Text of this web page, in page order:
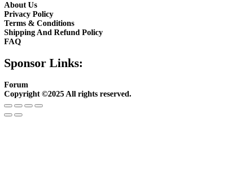
About Us
Privacy Policy
Terms & Conditions
Shipping And Refund Policy
FAQ
Sponsor Links:
Forum
Copyright ©2025 All rights reserved.